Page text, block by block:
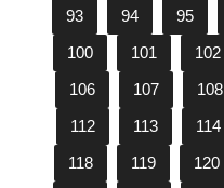
93
94 95
100
101 102
106
107 108
112
113 114
118
119 120